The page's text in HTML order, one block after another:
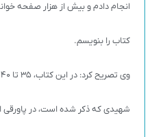
انجام دادم و بیش از هزار صفحه
کتاب را بنویسم.
شهیدی که ذکر شده است، در پاورقی